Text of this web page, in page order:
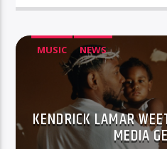
MUSIC NEWS
KENDRICK LAMAR
MEDIA